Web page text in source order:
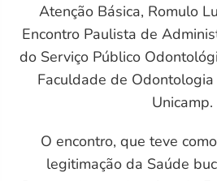
Atenção Básica, Romulo
Encontro Paulista de
do Serviço Público
Faculdade de
Unicamp.
O encontro, que teve
legitimação da Saúde